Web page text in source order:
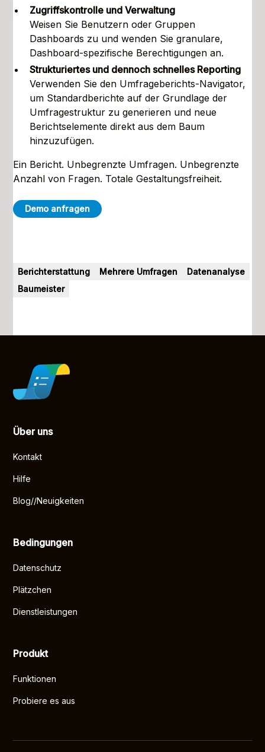
Zugriffskontrolle und Verwaltung
Weisen Sie Benutzern oder Gruppen
Dashboards zu und wenden Sie granulare,
Dashboard-spezifische Berechtigungen an.
Strukturiertes und dennoch schnelles Reporting
Verwenden Sie den Umfrageberichts-Navigator,
um Standardberichte auf der Grundlage der
Umfragestruktur zu generieren und neue
Berichtselemente direkt aus dem Baum
hinzuzufügen.
Ein Bericht. Unbegrenzte Umfragen. Unbegrenzte
Anzahl von Fragen. Totale Gestaltungsfreiheit.
Demo anfragen
Berichterstattung Mehrere Umfragen
Datenanalyse
Baumeister
Über uns
Kontakt
Hilfe
Blog//Neuigkeiten
Bedingungen
Datenschutz
Plätzchen
Dienstleistungen
Produkt
Funktionen
Probiere es aus